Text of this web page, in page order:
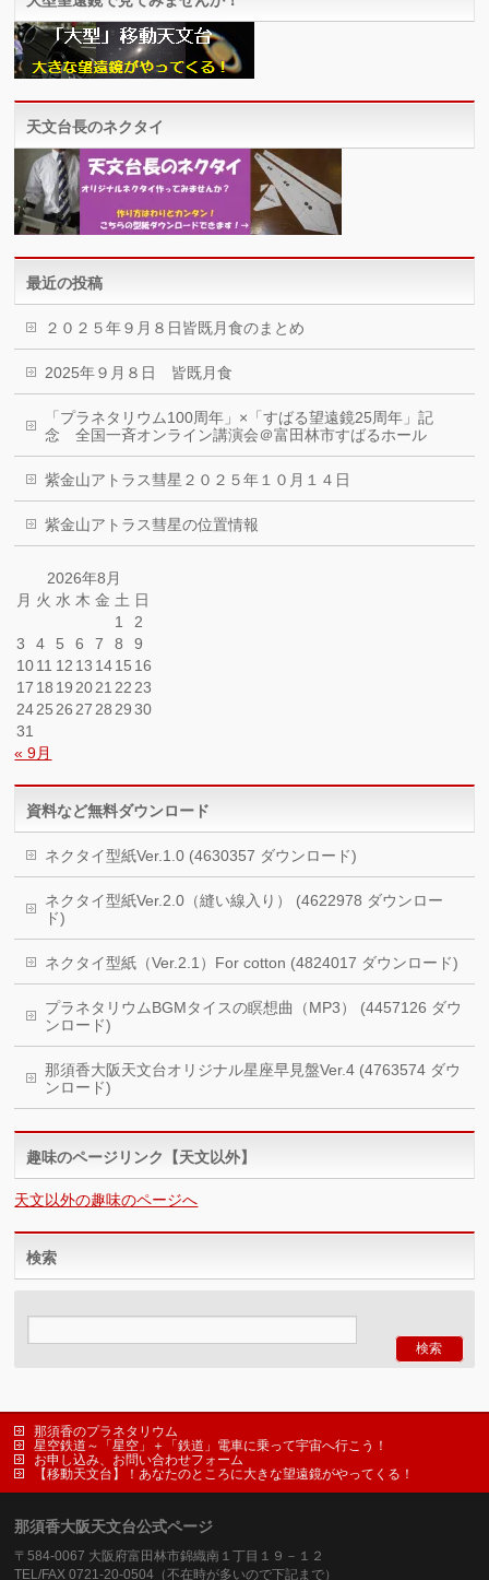
天文台長のネクタイ
最近の投稿
２０２５年９月８日皆既月食のまとめ
2025年９月８日 皆既月食
「プラネタリウム100周年」×「すばる望遠鏡25周年」記
念 全国一斉オンライン講演会＠富田林市すばるホール
紫金山アトラス彗星２０２５年１０月１４日
紫金山アトラス彗星の位置情報
2026年8月
月 火 水 木 金 土 日
1
2
3
4 5 6 7 8
9
1011 12 13 1415 16
17 18 19 2021 22 23
2425 26 27 28 29 30
31
« 9月
資料など無料ダウンロード
ネクタイ型紙Ver.1.0 (4630357 ダウンロード)
ネクタイ型紙Ver.2.0（縫い線入り） (4622978 ダウンロー
ド)
ネクタイ型紙（Ver.2.1）For cotton (4824017 ダウンロード)
プラネタリウムBGMタイスの瞑想曲（MP3） (4457126 ダウ
ンロード)
那須香大阪天文台オリジナル星座早見盤Ver.4 (4763574 ダウ
ンロード)
趣味のページリンク【天文以外】
天文以外の趣味のページへ
検索
那須香のプラネタリウム
星空鉄道～「星空」＋「鉄道」電車に乗って宇宙へ行こう！
お申し込み、お問い合わせフォーム
【移動天文台】！あなたのところに大きな望遠鏡がやってくる！
那須香大阪天文台公式ページ
〒584-0067 大阪府富田林市錦織南１丁目１９－１２
TEL/FAX 0721-20-0504（不在時が多いので下記まで）